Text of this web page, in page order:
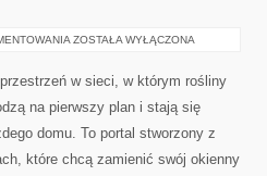
NATURALNE
ŚRODKI
OCHRONY
ZOSTAŁA WYŁĄCZONA
w sieci, w którym rośliny
na pierwszy plan i stają się
domu. To portal stworzony z
które chcą zamienić swój okienny